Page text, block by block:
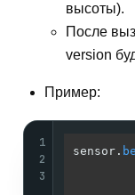
высоты).
После
version
Пример:
1
2
3
sensor.